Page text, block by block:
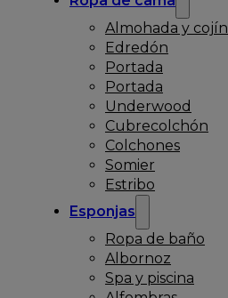
Almohada y cojín
Edredón
Portada
Portada
Underwood
Cubrecolchón
Colchones
Somier
Estribo
Esponjas
Ropa de baño
Albornoz
Spa y piscina